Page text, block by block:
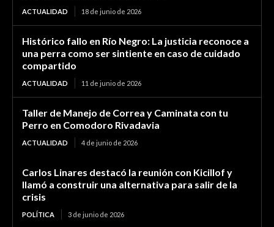
ACTUALIDAD 18 de junio de 2026
Histórico fallo en Río Negro: La justicia reconoce a
una perra como ser sintiente en caso de cuidado
compartido
ACTUALIDAD 11 de junio de 2026
Taller de Manejo de Correa y Caminata con tu
Perro en Comodoro Rivadavia
ACTUALIDAD 4 de junio de 2026
Carlos Linares destacó la reunión con Kicillof y
llamó a construir una alternativa para salir de la
crisis
POLÍTICA 3 de junio de 2026